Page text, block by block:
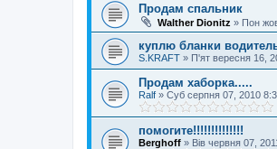
Продам спальник
Walther Dionitz » Пон
куплю бланки
S.KRAFT » П'ят вересня 16,
Продам хаборка.....
Ralf » Суб серпня 07, 2010
помогите!!!!!!!!!!!!!!
Berghoff » Вів червня 07,